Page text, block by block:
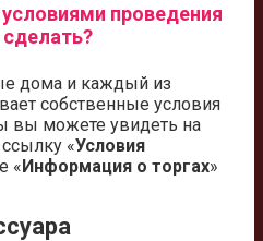
проведения
дома и каждый из
собственные условия
вы можете увидеть на
«Условия
«Информация о торгах»